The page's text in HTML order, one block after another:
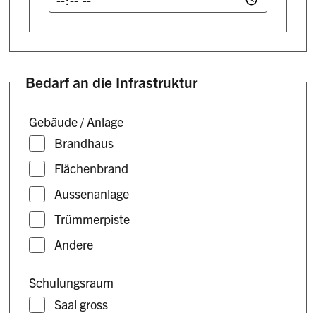
Bedarf an die Infrastruktur
Gebäude / Anlage
Brandhaus
Flächenbrand
Aussenanlage
Trümmerpiste
Andere
Schulungsraum
Saal gross